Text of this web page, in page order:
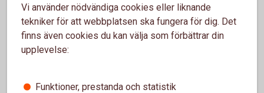
För att hålla informationen uppdaterad behöver du
legitimera dig hos den andra banken var sjätte
månad.
Vi använder nödvändiga cookies eller liknande
tekniker för att webbplatsen ska fungera för dig. Det
finns även cookies du kan välja som förbättrar din
upplevelse:
Funktioner, prestanda och statistik